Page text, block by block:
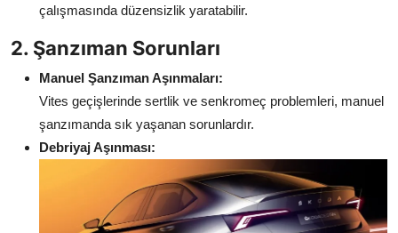
çalışmasında düzensizlik yaratabilir.
2. Şanzıman Sorunları
Manuel Şanzıman Aşınmaları:
Vites geçişlerinde sertlik ve senkromeç problemleri, manuel
şanzımanda sık yaşanan sorunlardır.
Debriyaj Aşınması: